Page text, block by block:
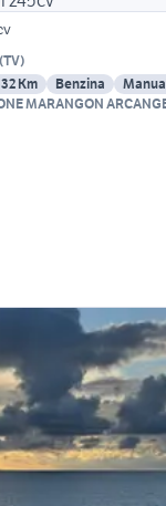
(TV)
Km Benzina
MARANGON